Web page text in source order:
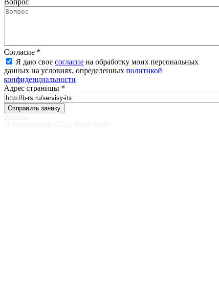
Вопрос
Согласие *
Я даю свое согласие на обработку моих персональных
данных на условиях, определенных политикой
конфиденциальности
Адрес страницы *